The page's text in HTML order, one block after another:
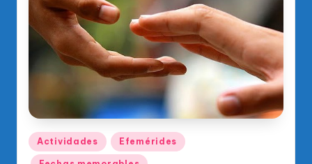
di
o
fi
ci
Publicado
en
Actividades Efemérides